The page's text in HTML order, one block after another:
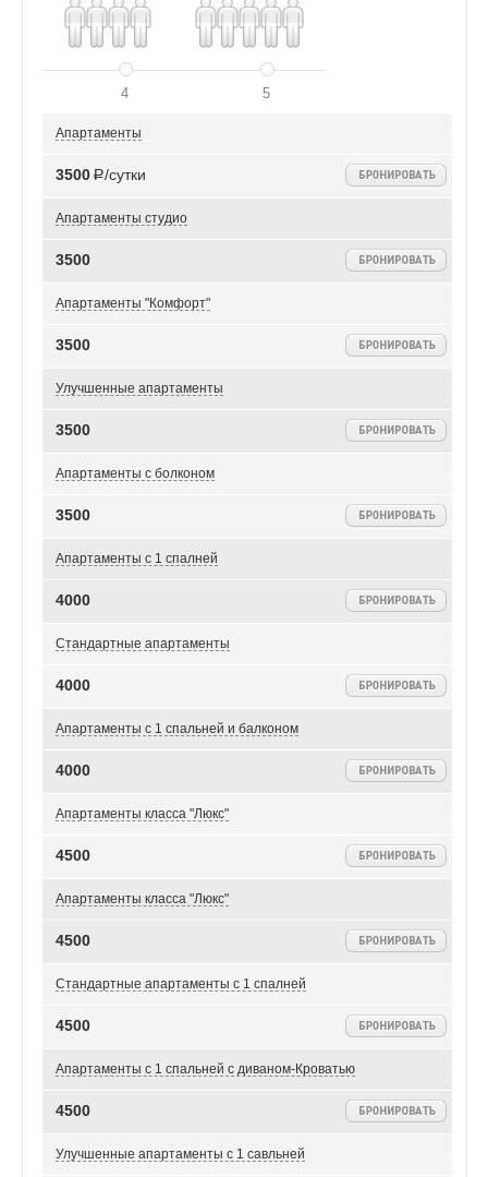
4 5
Апартаменты
3500 Р/сутки
Апартаменты студио
3500
Апартаменты "Комфорт"
3500
Улучшенные апартаменты
3500
Апартаменты с болконом
3500
Апартаменты с 1 спалней
4000
Стандартные апартаменты
4000
Апартаменты с 1 спальней и балконом
4000
Апартаменты класса "Люкс"
4500
Апартаменты класса "Люкс"
4500
Стандартные апартаменты с 1 спалней
4500
Апартаменты с 1 спальней с диваном-Кроватью
4500
Улучшенные апартаменты с 1 савльней